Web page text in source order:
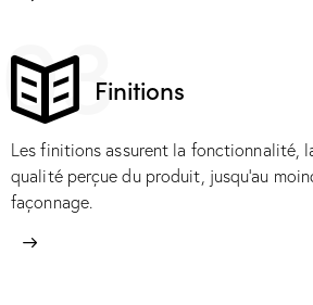
03Finitions
Les finitions assurent la fonctionnalité,
qualité perçue du produit, jusqu’au
façonnage.